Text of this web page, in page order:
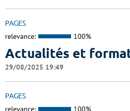
PAGES
relevance: 100%
Actualités et
29/08/2025 19:49
PAGES
relevance: 100%